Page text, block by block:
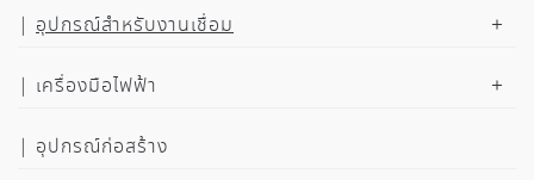
อุปกรณ์สำหรับงานเชื่อม
เครื่องมือไฟฟ้า
อุปกรณ์ก่อสร้าง